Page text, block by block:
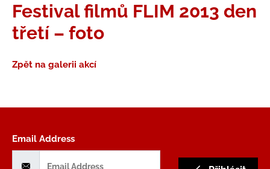
Festival filmů FLIM 2013 den
třetí – foto
Zpět na galerii akcí
Email Address